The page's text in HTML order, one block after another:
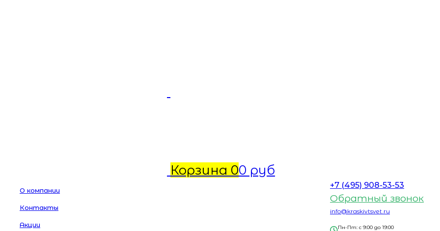
Корзина 00 руб
О компании
Контакты
Акции
+7 (495) 908-53-53
Обратный звонок
info@kraskivtsvet.ru
Пн-Пт: с 9:00 до 19:00